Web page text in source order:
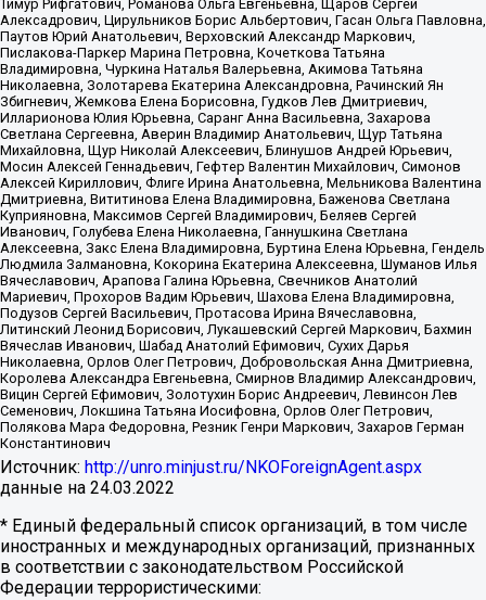
Тимур Рифгатович, Романова Ольга Евгеньевна, Щаров Сергей
Алексадрович, Цирульников Борис Альбертович, Гасан Ольга Павловна,
Паутов Юрий Анатольевич, Верховский Александр Маркович,
Пислакова-Паркер Марина Петровна, Кочеткова Татьяна
Владимировна, Чуркина Наталья Валерьевна, Акимова Татьяна
Николаевна, Золотарева Екатерина Александровна, Рачинский Ян
Збигневич, Жемкова Елена Борисовна, Гудков Лев Дмитриевич,
Илларионова Юлия Юрьевна, Саранг Анна Васильевна, Захарова
Светлана Сергеевна, Аверин Владимир Анатольевич, Щур Татьяна
Михайловна, Щур Николай Алексеевич, Блинушов Андрей Юрьевич,
Мосин Алексей Геннадьевич, Гефтер Валентин Михайлович, Симонов
Алексей Кириллович, Флиге Ирина Анатольевна, Мельникова Валентина
Дмитриевна, Вититинова Елена Владимировна, Баженова Светлана
Куприяновна, Максимов Сергей Владимирович, Беляев Сергей
Иванович, Голубева Елена Николаевна, Ганнушкина Светлана
Алексеевна, Закс Елена Владимировна, Буртина Елена Юрьевна, Гендель
Людмила Залмановна, Кокорина Екатерина Алексеевна, Шуманов Илья
Вячеславович, Арапова Галина Юрьевна, Свечников Анатолий
Мариевич, Прохоров Вадим Юрьевич, Шахова Елена Владимировна,
Подузов Сергей Васильевич, Протасова Ирина Вячеславовна,
Литинский Леонид Борисович, Лукашевский Сергей Маркович, Бахмин
Вячеслав Иванович, Шабад Анатолий Ефимович, Сухих Дарья
Николаевна, Орлов Олег Петрович, Добровольская Анна Дмитриевна,
Королева Александра Евгеньевна, Смирнов Владимир Александрович,
Вицин Сергей Ефимович, Золотухин Борис Андреевич, Левинсон Лев
Семенович, Локшина Татьяна Иосифовна, Орлов Олег Петрович,
Полякова Мара Федоровна, Резник Генри Маркович, Захаров Герман
Константинович
Источник: http://unro.minjust.ru/NKOForeignAgent.aspx
данные на 24.03.2022
* Единый федеральный список организаций, в том числе
иностранных и международных организаций, признанных
в соответствии с законодательством Российской
Федерации террористическими: